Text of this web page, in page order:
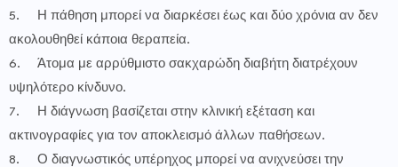
5.
Η πάθηση μπορεί να διαρκέσει έως και δύο χρόνια αν δεν
ακολουθηθεί κάποια θεραπεία.
6.
Άτομα με αρρύθμιστο σακχαρώδη διαβήτη διατρέχουν
υψηλότερο κίνδυνο.
7.
Η διάγνωση βασίζεται στην κλινική εξέταση και
ακτινογραφίες για τον αποκλεισμό άλλων παθήσεων.
8.
Ο διαγνωστικός υπέρηχος μπορεί να ανιχνεύσει την